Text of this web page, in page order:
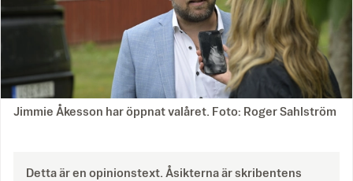
Jimmie Åkesson har öppnat valåret. Foto: Roger Sahlström
Detta är en opinionstext. Åsikterna är skribentens